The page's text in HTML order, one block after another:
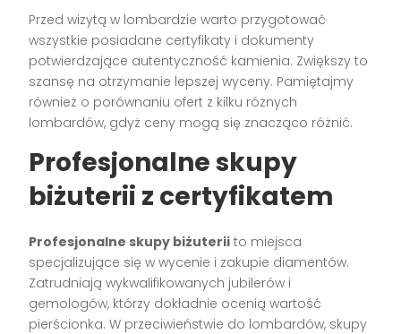
Przed wizytą w lombardzie warto przygotować
wszystkie posiadane certyfikaty i dokumenty
potwierdzające autentyczność kamienia. Zwiększy to
szansę na otrzymanie lepszej wyceny. Pamiętajmy
również o porównaniu ofert z kilku różnych
lombardów, gdyż ceny mogą się znacząco różnić.
Profesjonalne skupy
biżuterii z certyfikatem
Profesjonalne skupy biżuterii to miejsca
specjalizujące się w wycenie i zakupie diamentów.
Zatrudniają wykwalifikowanych jubilerów i
gemologów, którzy dokładnie ocenią wartość
pierścionka. W przeciwieństwie do lombardów, skupy